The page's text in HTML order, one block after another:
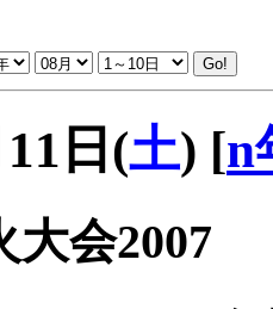
日(土) [n
大会2007